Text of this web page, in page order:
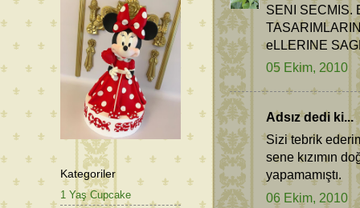
SENI SECMIS.
eLLERINE
05 Ekim, 2010
Adsız dedi ki...
Sizi tebrik
sene kızımın
yapamamıştı.
06 Ekim, 2010
Kategoriler
1 Yaş Cupcake